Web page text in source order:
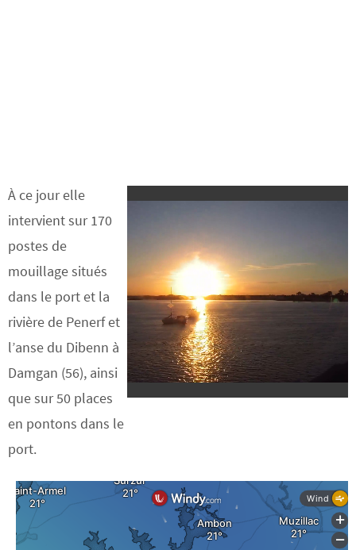
À ce jour elle
intervient sur 170
postes de
mouillage situés
dans le port et la
rivière de Penerf et
l’anse du Dibenn à
Damgan (56), ainsi
que sur 50 places
en pontons dans le
port.